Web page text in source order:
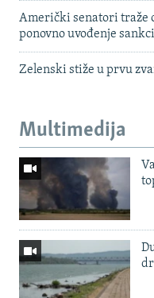
Američki senatori traže
ponovno uvođenje
Zelenski stiže u prvu
Multimedija